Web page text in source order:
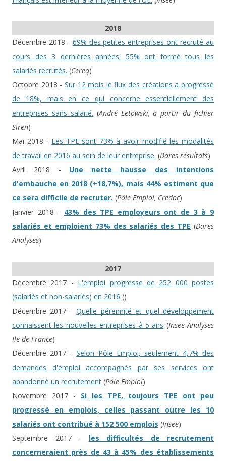
2018
Décembre 2018 - 69% des petites entreprises ont recruté au
cours des 3 dernières années; 55% ont formé tous les
salariés recrutés. (Cereq)
Octobre 2018 - Sur 12 mois le flux des créations a progressé
de 18%, mais en ce qui concerne essentiellement des
entreprises sans salarié. (André Letowski, à partir du fichier
Siren)
Mai 2018 - Les TPE sont 73% à avoir modifié les modalités
de travail en 2016 au sein de leur entreprise. (Dares résultats)
Avril 2018 - Une nette hausse des intentions
d'embauche en 2018 (+18,7%), mais 44% estiment que
ce sera difficile de recruter. (Pôle Emploi, Credoc)
Janvier 2018 - 43% des TPE employeurs ont de 3 à 9
salariés et emploient 73% des salariés des TPE (Dares
Analyses)
2017
Décembre 2017 - L'emploi progresse de 252 000 postes
(salariés et non-salariés) en 2016 ()
Décembre 2017 -Quelle pérennité et quel développement
connaissent les nouvelles entreprises à 5 ans (Insee Analyses
Ile de France)
Décembre 2017 -Selon Pôle Emploi, seulement 4,7% des
demandes d'emploi accompagnés par ses services ont
abandonné un recrutement (Pôle Emploi)
Novembre 2017 - Si les TPE, toujours TPE ont peu
progressé en emplois, celles passant outre les 10
salariés ont contribué à 152 500 emplois (Insee)
Septembre 2017 - les difficultés de recrutement
concerneraient près de 43 à 45% des établissements